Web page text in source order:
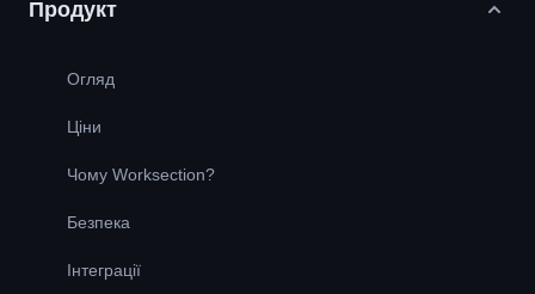
Продукт
Огляд
Ціни
Чому Worksection?
Безпека
Інтеграції